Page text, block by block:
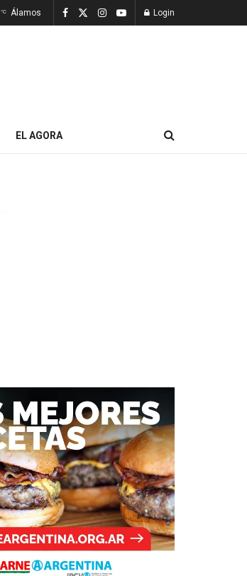
°C Álamos Login
EL AGORA